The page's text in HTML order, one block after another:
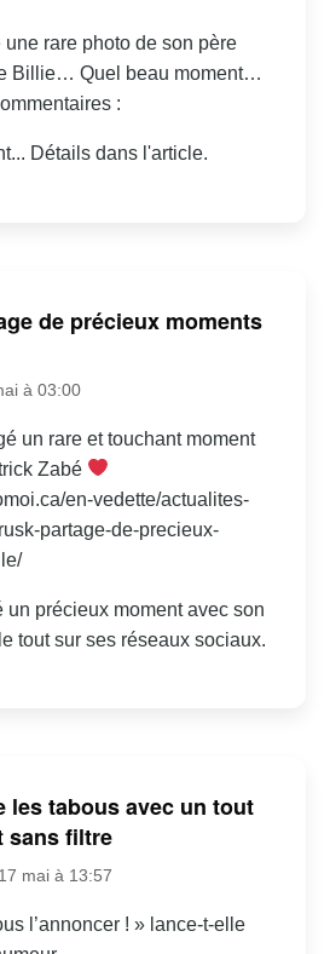
une rare photo de son père
Billie… Quel beau moment…
:
Détails dans l'article.
de précieux moments
à 03:00
un rare et touchant moment
Zabé
en-vedette/actualites-
partage-de-precieux-
un précieux moment avec son
tout sur ses réseaux sociaux.
les tabous avec un tout
sans filtre
mai à 13:57
l’annoncer ! » lance-t-elle